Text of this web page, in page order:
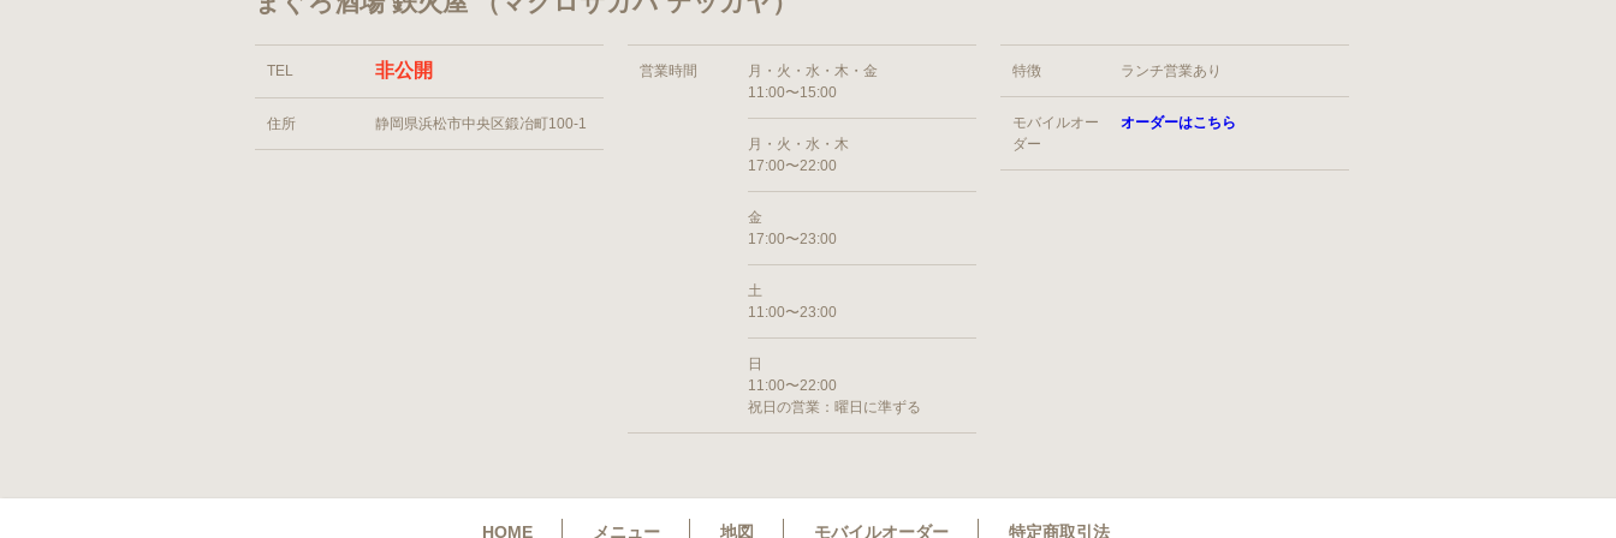
TEL 非公開
住所 静岡県浜松市中央区鍛冶町100-1
営業時間
月・火・水・木・金
11:00〜15:00
月・火・水・木
17:00〜22:00
金
17:00〜23:00
土
11:00〜23:00
日
11:00〜22:00
祝日の営業：曜日に準ずる
特徴 ランチ営業あり
モバイルオー
ダー
オーダーはこちら
HOME メニュー 地図 モバイルオーダー 特定商取引法